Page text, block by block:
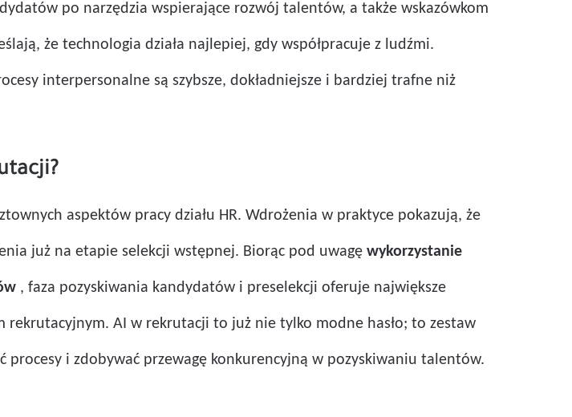
po narzędzia wspierające rozwój talentów, a także wskazówkom
że technologia działa najlepiej, gdy współpracuje z ludźmi.
interpersonalne są szybsze, dokładniejsze i bardziej trafne niż
aspektów pracy działu HR. Wdrożenia w praktyce pokazują, że
już na etapie selekcji wstępnej. Biorąc pod uwagę wykorzystanie
, faza pozyskiwania kandydatów i preselekcji oferuje największe
rekrutacyjnym. AI w rekrutacji to już nie tylko modne hasło; to zestaw
i zdobywać przewagę konkurencyjną w pozyskiwaniu talentów.